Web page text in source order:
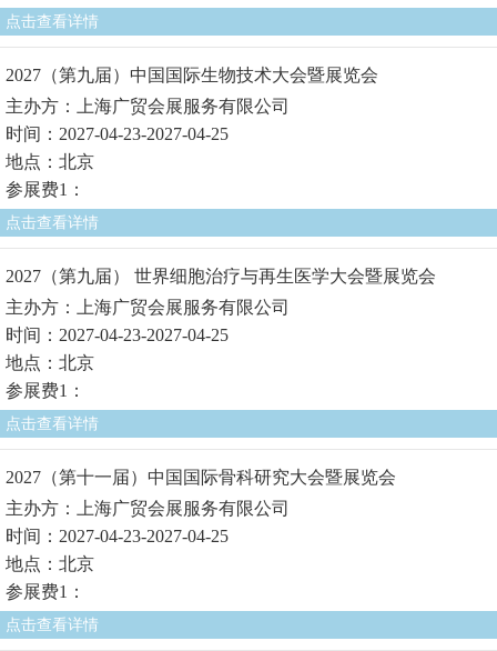
点击查看详情
2027（第九届）中国国际生物技术大会暨展览会
主办方：上海广贸会展服务有限公司
时间：2027-04-23-2027-04-25
地点：北京
参展费1：
点击查看详情
2027（第九届） 世界细胞治疗与再生医学大会暨展览会
主办方：上海广贸会展服务有限公司
时间：2027-04-23-2027-04-25
地点：北京
参展费1：
点击查看详情
2027（第十一届）中国国际骨科研究大会暨展览会
主办方：上海广贸会展服务有限公司
时间：2027-04-23-2027-04-25
地点：北京
参展费1：
点击查看详情